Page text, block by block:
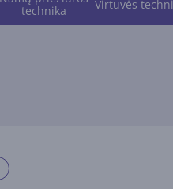
technika
Virtuvės